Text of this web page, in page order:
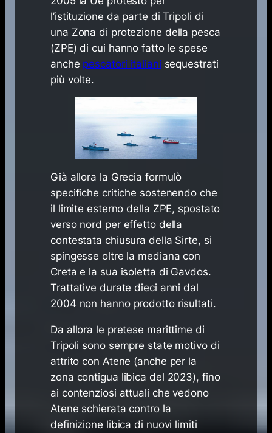
l’istituzione da parte di Tripoli di
una Zona di protezione della pesca
(ZPE) di cui hanno fatto le spese
anche pescatori italiani sequestrati
più volte.
Già allora la Grecia formulò
specifiche critiche sostenendo che
il limite esterno della ZPE, spostato
verso nord per effetto della
contestata chiusura della Sirte, si
spingesse oltre la mediana con
Creta e la sua isoletta di Gavdos.
Trattative durate dieci anni dal
2004 non hanno prodotto risultati.
Da allora le pretese marittime di
Tripoli sono sempre state motivo di
attrito con Atene (anche per la
zona contigua libica del 2023), fino
ai contenziosi attuali che vedono
Atene schierata contro la
definizione libica di nuovi limiti